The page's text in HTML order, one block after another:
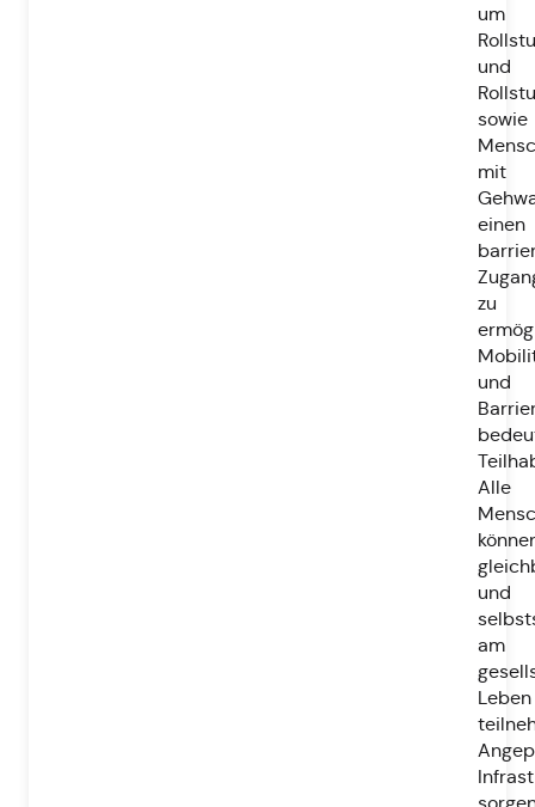
um
und
sowie
mit
einen
zu
und
Alle
und
am
Leben